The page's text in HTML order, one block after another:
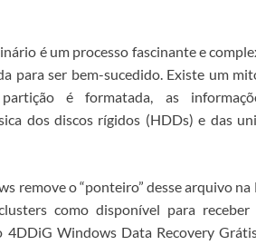
é um processo fascinante e
para ser bem-sucedido. Existe um
é formatada, as
dos discos rígidos (HDDs) e das
remove o “ponteiro” desse arquivo
como disponível para
Windows Data Recovery